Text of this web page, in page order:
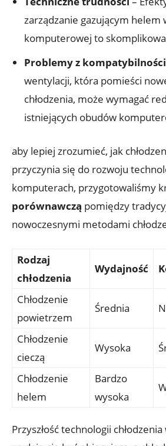
‍zarządzanie gazującym helem
komputerowej to
Problemy z​
wentylacji, która pomieści
chłodzenia,​ może wymagać
istniejących ⁢obudów
aby lepiej zrozumieć, jak
przyczynia się do rozwoju
komputerach, przygotowaliśmy
porównawczą pomiędzy
nowoczesnymi⁢ metodami
Rodzaj
chłodzenia
Wydajność
Chłodzenie⁣
powietrzem
Średnia
Chłodzenie
cieczą
Wysoka
Chłodzenie
helem
Bardzo
wysoka
Przyszłość‍ technologii